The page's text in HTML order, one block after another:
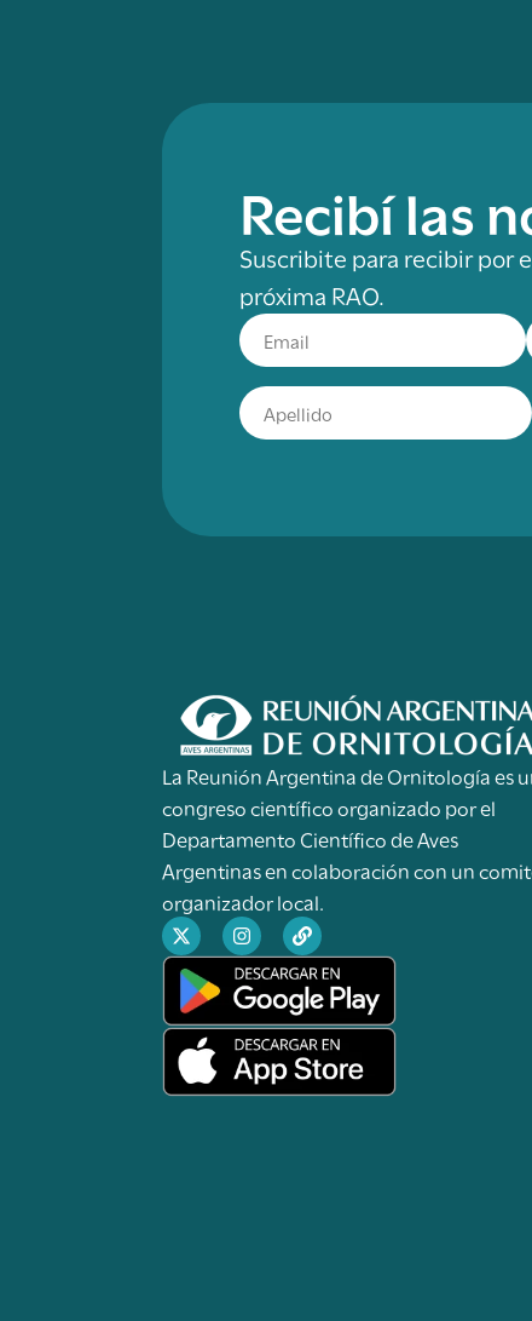
Recibí las
Suscribite para recibir por
próxima RAO.
La Reunión Argentina de Ornitología es
congreso científico organizado por el
Departamento Científico de Aves
Argentinas en colaboración con un
organizador local.